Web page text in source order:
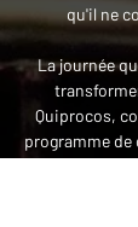
qu'il ne
La journée
Quiprocos,
programme